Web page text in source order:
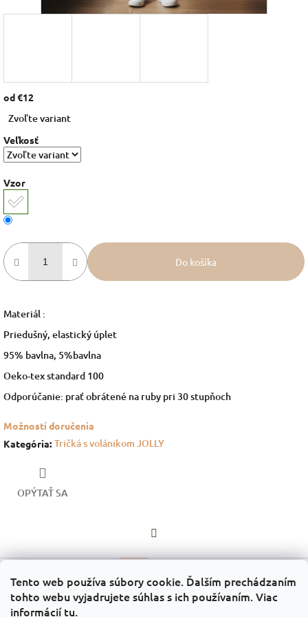
Tento web používa súbory cookie. Ďalším prechádzaním
tohto webu vyjadrujete súhlas s ich používaním. Viac
informáciítu.
od€12
cena:
Zvoľte variant
Veľkosť
Vzor
Do košíka
Materiál :
Priedušný, elastický úplet
95% bavlna, 5%bavlna
Oeko-tex standard 100
Odporúčanie: prať obrátené na ruby pri 30 stupňoch
Možnosti doručenia
Kategória: Tričká s volánikom JOLLY
OPÝTAŤ SA
Popis produktu nie je dostupný